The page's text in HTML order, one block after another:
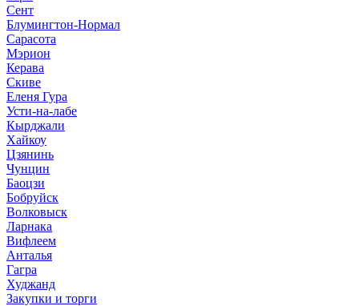
Сент
Блумингтон-Нормал
Сарасота
Мэрион
Керава
Скиве
Еленя Гура
Усти-на-лабе
Кырджали
Хайкоу
Цзянинь
Чунцин
Баоцзи
Бобруйск
Волковыск
Ларнака
Вифлеем
Анталья
Гагра
Худжанд
Закупки и торги